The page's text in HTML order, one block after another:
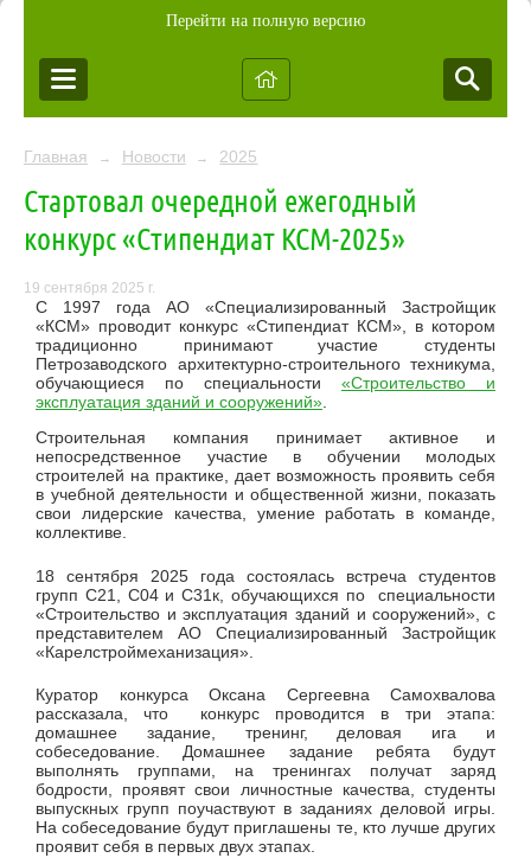
Перейти на полную версию
Главная → Новости → 2025
Стартовал очередной ежегодный
конкурс «Стипендиат КСМ-2025»
19 сентября 2025 г.
С 1997 года АО «Специализированный Застройщик
«КСМ» проводит конкурс «Стипендиат КСМ», в котором
традиционно принимают участие студенты
Петрозаводского архитектурно-строительного техникума,
обучающиеся по специальности «Строительство и
эксплуатация зданий и сооружений».
Строительная компания принимает активное и
непосредственное участие в обучении молодых
строителей на практике, дает возможность проявить себя
в учебной деятельности и общественной жизни, показать
свои лидерские качества, умение работать в команде,
коллективе.
18 сентября 2025 года состоялась встреча студентов
групп С21, С04 и С31к, обучающихся по специальности
«Строительство и эксплуатация зданий и сооружений», с
представителем АО Специализированный Застройщик
«Карелстроймеханизация».
Куратор конкурса Оксана Сергеевна Самохвалова
рассказала, что конкурс проводится в три этапа:
домашнее задание, тренинг, деловая ига и
собеседование. Домашнее задание ребята будут
выполнять группами, на тренингах получат заряд
бодрости, проявят свои личностные качества, студенты
выпускных групп поучаствуют в заданиях деловой игры.
На собеседование будут приглашены те, кто лучше других
проявит себя в первых двух этапах.